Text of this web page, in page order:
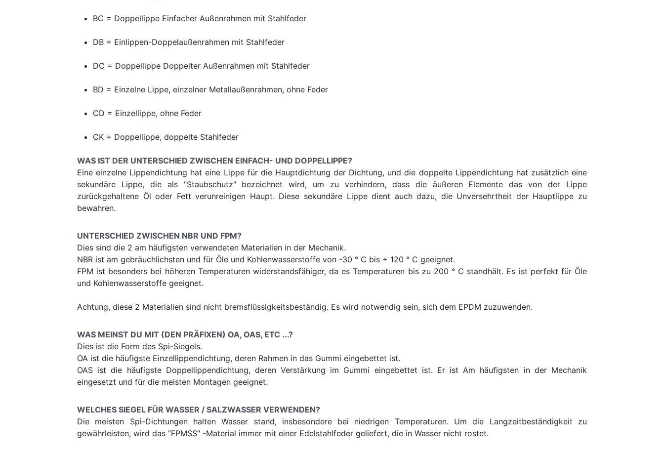
BC = Doppellippe Einfacher Außenrahmen mit Stahlfeder
DB = Einlippen-Doppelaußenrahmen mit Stahlfeder
DC = Doppellippe Doppelter Außenrahmen mit Stahlfeder
BD = Einzelne Lippe, einzelner Metallaußenrahmen, ohne Feder
CD = Einzellippe, ohne Feder
CK = Doppellippe, doppelte Stahlfeder
WAS IST DER UNTERSCHIED ZWISCHEN EINFACH- UND DOPPELLIPPE?
Eine einzelne Lippendichtung hat eine Lippe für die Hauptdichtung der Dichtung, und die doppelte Lippendichtung hat zusätzlich eine
sekundäre Lippe, die als "Staubschutz" bezeichnet wird, um zu verhindern, dass die äußeren Elemente das von der Lippe
zurückgehaltene Öl oder Fett verunreinigen Haupt. Diese sekundäre Lippe dient auch dazu, die Unversehrtheit der Hauptlippe zu
bewahren.
UNTERSCHIED ZWISCHEN NBR UND FPM?
Dies sind die 2 am häufigsten verwendeten Materialien in der Mechanik.
NBR ist am gebräuchlichsten und für Öle und Kohlenwasserstoffe von -30 ° C bis + 120 ° C geeignet.
FPM ist besonders bei höheren Temperaturen widerstandsfähiger, da es Temperaturen bis zu 200 ° C standhält. Es ist perfekt für Öle
und Kohlenwasserstoffe geeignet.
Achtung, diese 2 Materialien sind nicht bremsflüssigkeitsbeständig. Es wird notwendig sein, sich dem EPDM zuzuwenden.
WAS MEINST DU MIT (DEN PRÄFIXEN) OA, OAS, ETC ...?
Dies ist die Form des Spi-Siegels.
OA ist die häufigste Einzellippendichtung, deren Rahmen in das Gummi eingebettet ist.
OAS ist die häufigste Doppellippendichtung, deren Verstärkung im Gummi eingebettet ist. Er ist Am häufigsten in der Mechanik
eingesetzt und für die meisten Montagen geeignet.
WELCHES SIEGEL FÜR WASSER / SALZWASSER VERWENDEN?
Die meisten Spi-Dichtungen halten Wasser stand, insbesondere bei niedrigen Temperaturen. Um die Langzeitbeständigkeit zu
gewährleisten, wird das "FPMSS" -Material immer mit einer Edelstahlfeder geliefert, die in Wasser nicht rostet.